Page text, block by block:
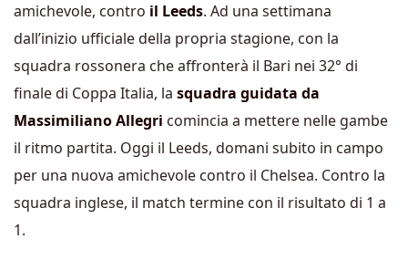
amichevole, contro il Leeds. Ad una settimana
dall’inizio ufficiale della propria stagione, con la
squadra rossonera che affronterà il Bari nei 32° di
finale di Coppa Italia, la squadra guidata da
Massimiliano Allegri comincia a mettere nelle gambe
il ritmo partita. Oggi il Leeds, domani subito in campo
per una nuova amichevole contro il Chelsea. Contro la
squadra inglese, il match termine con il risultato di 1 a
1.